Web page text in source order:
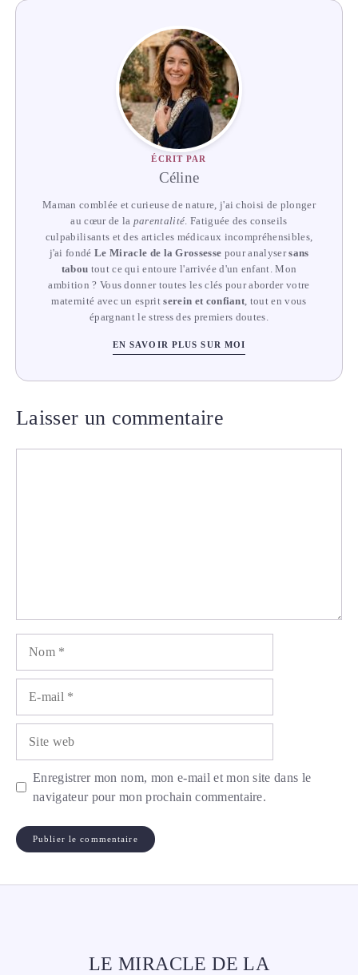
ÉCRIT PAR
Céline
Maman comblée et curieuse de nature, j'ai choisi de plonger
au cœur de la parentalité . Fatiguée des conseils
culpabilisants et des articles médicaux incompréhensibles,
j'ai fondéLe Miracle de la Grossesse pour analysersans
tabou tout ce qui entoure l'arrivée d'un enfant. Mon
ambition ? Vous donner toutes les clés pour aborder votre
maternité avec un espritserein et confiant , tout en vous
épargnant le stress des premiers doutes.
EN SAVOIR PLUS SUR MOI
Laisser un commentaire
Enregistrer mon nom, mon e-mail et mon site dans le
navigateur pour mon prochain commentaire.
LE MIRACLE DE LA